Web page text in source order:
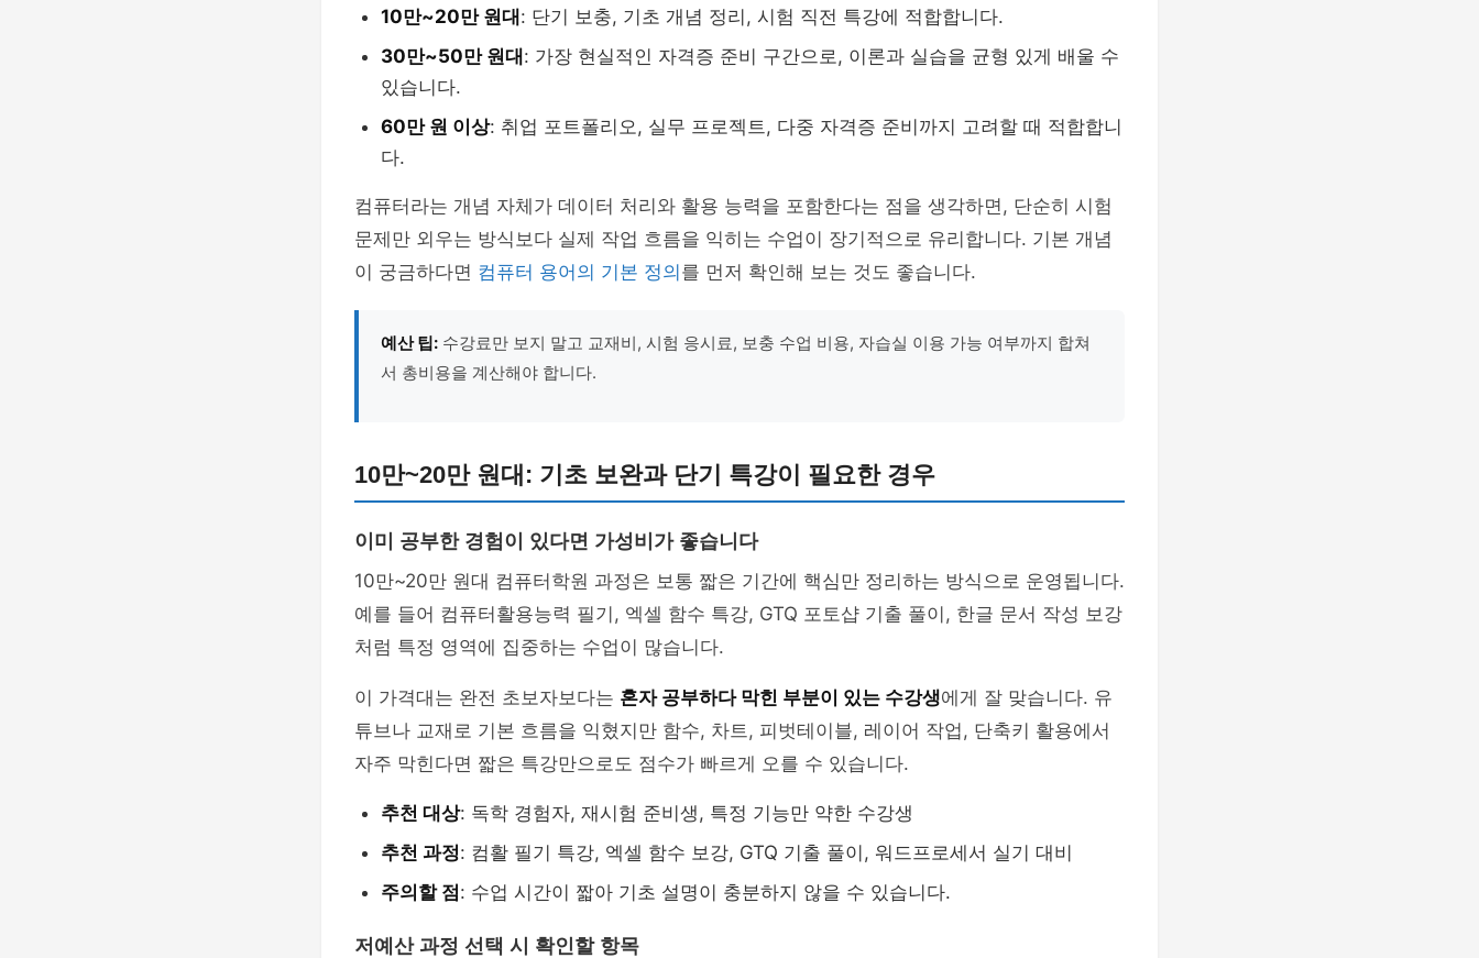
10만~20만 원대 : 단기 보충, 기초 개념 정리, 시험 직전 특강에 적합합니다.
30만~50만 원대 : 가장 현실적인 자격증 준비 구간으로, 이론과 실습을 균형 있게 배울 수
있습니다.
60만 원 이상: 취업 포트폴리오, 실무 프로젝트, 다중 자격증 준비까지 고려할 때 적합합니
다.
컴퓨터라는 개념 자체가 데이터 처리와 활용 능력을 포함한다는 점을 생각하면, 단순히 시험
문제만 외우는 방식보다 실제 작업 흐름을 익히는 수업이 장기적으로 유리합니다. 기본 개념
이 궁금하다면 컴퓨터 용어의 기본 정의 를 먼저 확인해 보는 것도 좋습니다.
예산 팁: 수강료만 보지 말고 교재비, 시험 응시료, 보충 수업 비용, 자습실 이용 가능 여부까지 합쳐
서 총비용을 계산해야 합니다.
10만~20만 원대: 기초 보완과 단기 특강이 필요한 경우
이미 공부한 경험이 있다면 가성비가 좋습니다
10만~20만 원대 컴퓨터학원 과정은 보통 짧은 기간에 핵심만 정리하는 방식으로 운영됩니다.
예를 들어 컴퓨터활용능력 필기, 엑셀 함수 특강, GTQ 포토샵 기출 풀이, 한글 문서 작성 보강
처럼 특정 영역에 집중하는 수업이 많습니다.
이 가격대는 완전 초보자보다는 혼자 공부하다 막힌 부분이 있는 수강생에게 잘 맞습니다. 유
튜브나 교재로 기본 흐름을 익혔지만 함수, 차트, 피벗테이블, 레이어 작업, 단축키 활용에서
자주 막힌다면 짧은 특강만으로도 점수가 빠르게 오를 수 있습니다.
추천 대상: 독학 경험자, 재시험 준비생, 특정 기능만 약한 수강생
추천 과정: 컴활 필기 특강, 엑셀 함수 보강, GTQ 기출 풀이, 워드프로세서 실기 대비
주의할 점: 수업 시간이 짧아 기초 설명이 충분하지 않을 수 있습니다.
저예산 과정 선택 시 확인할 항목